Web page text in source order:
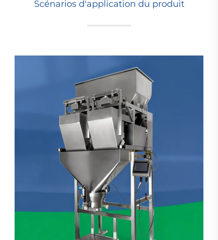
Scénarios d'application du produit